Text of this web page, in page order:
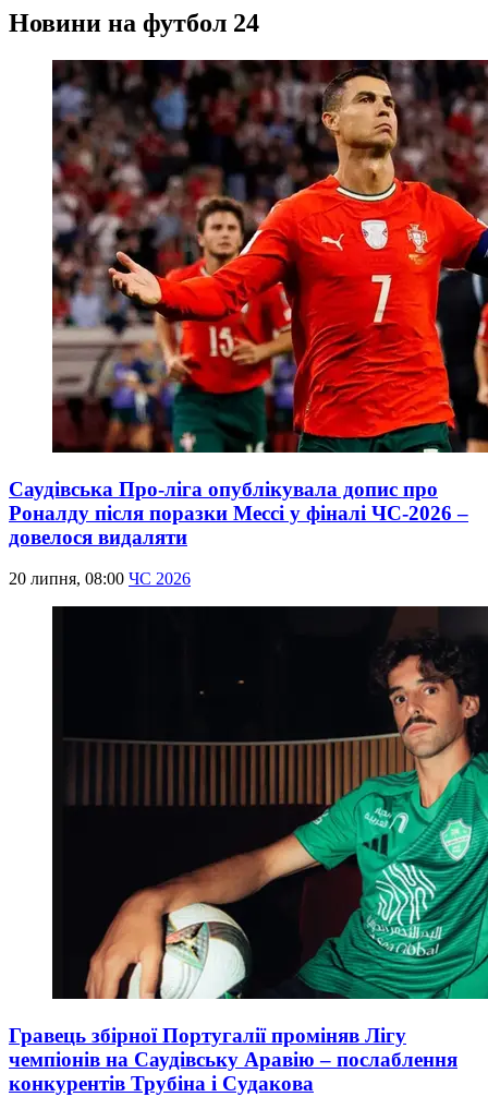
Новини на футбол 24
Саудівська Про-ліга опублікувала допис про
Роналду після поразки Мессі у фіналі ЧС-2026 –
довелося видаляти
20 липня, 08:00 ЧС 2026
Гравець збірної Португалії проміняв Лігу
чемпіонів на Саудівську Аравію – послаблення
конкурентів Трубіна і Судакова